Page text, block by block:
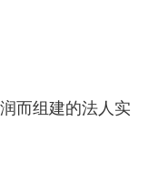
而组建的法人实